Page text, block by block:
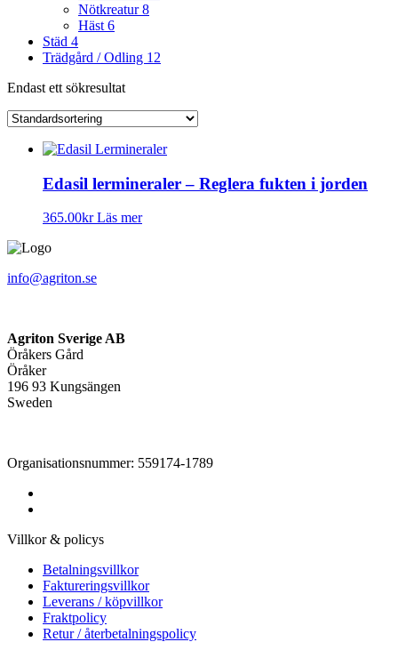
Nötkreatur8
Häst 6
Städ 4
Trädgård / Odling 12
Endast ett sökresultat
Edasil lermineraler – Reglera fukten i jorden
365.00kr Läs mer
info@agriton.se
Agriton Sverige AB
Öråkers Gård
Öråker
196 93 Kungsängen
Sweden
Organisationsnummer: 559174-1789
Villkor & policys
Betalningsvillkor
Faktureringsvillkor
Leverans / köpvillkor
Fraktpolicy
Retur / återbetalningspolicy